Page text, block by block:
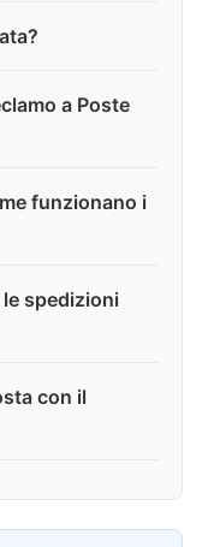
a Poste
funzionano i
spedizioni
con il